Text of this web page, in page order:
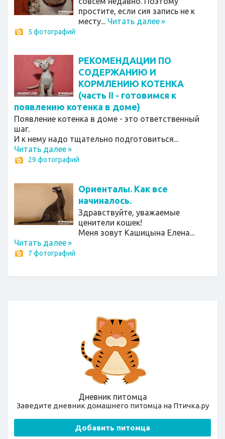
простите, если сия запись не к
месту... Читать далее»
5 фотографий
РЕКОМЕНДАЦИИ ПО
СОДЕРЖАНИЮ И
КОРМЛЕНИЮ КОТЕНКА
(часть II - готовимся к
появлению котенка в доме)
Появление котенка в доме - это ответственный
шаг.
И к нему надо тщательно подготовиться...
Читать далее»
29 фотографий
Ориенталы. Как все
начиналось.
Здравствуйте, уважаемые
ценители кошек!
Меня зовут Кашицына Елена...
Читать далее»
7 фотографий
Дневник питомца
Заведите дневник домашнего питомца на Птичка.ру
Добавить питомца